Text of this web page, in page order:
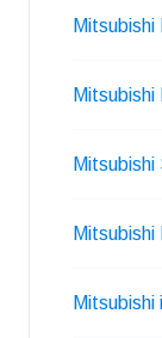
Mitsubishi
Mitsubishi
Mitsubishi